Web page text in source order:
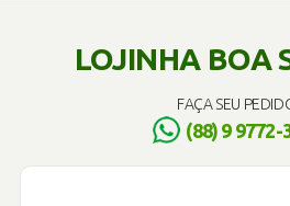
LOJINHA BOA
FAÇA SEU
(88) 9 9772-